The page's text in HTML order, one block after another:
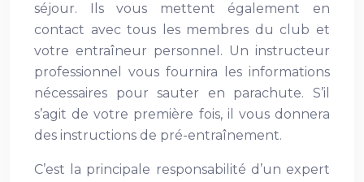
séjour. Ils vous mettent également en
contact avec tous les membres du club et
votre entraîneur personnel. Un instructeur
professionnel vous fournira les informations
nécessaires pour sauter en parachute. S’il
s’agit de votre première fois, il vous donnera
des instructions de pré-entraînement.
C’est la principale responsabilité d’un expert